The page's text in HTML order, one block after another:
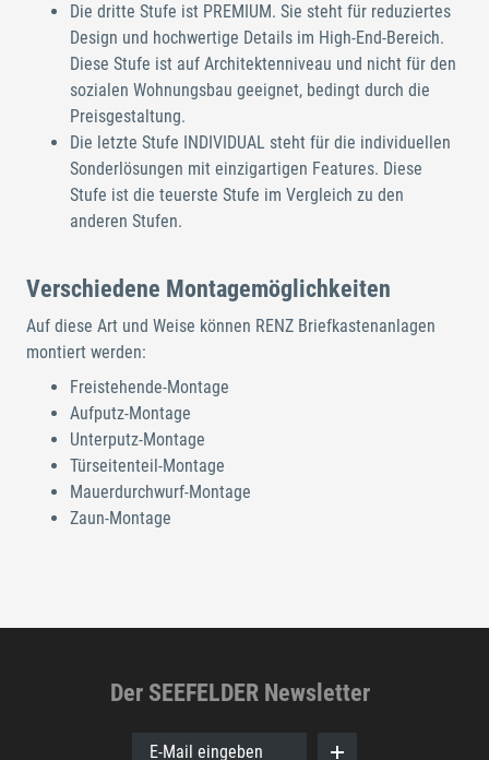
Die dritte Stufe ist PREMIUM. Sie steht für reduziertes
Design und hochwertige Details im High-End-Bereich.
Diese Stufe ist auf Architektenniveau und nicht für den
sozialen Wohnungsbau geeignet, bedingt durch die
Preisgestaltung.
Die letzte Stufe INDIVIDUAL steht für die individuellen
Sonderlösungen mit einzigartigen Features. Diese
Stufe ist die teuerste Stufe im Vergleich zu den
anderen Stufen.
Verschiedene Montagemöglichkeiten
Auf diese Art und Weise können RENZ Briefkastenanlagen
montiert werden:
Freistehende-Montage
Aufputz-Montage
Unterputz-Montage
Türseitenteil-Montage
Mauerdurchwurf-Montage
Zaun-Montage
Der SEEFELDER Newsletter
E-Mail eingeben